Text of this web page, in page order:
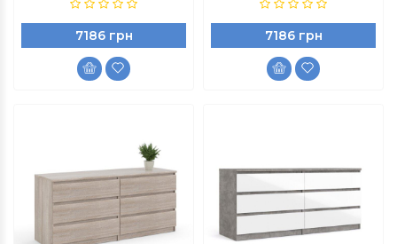
7186 грн 7186 грн